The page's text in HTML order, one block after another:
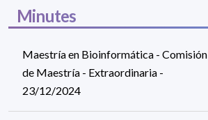
Minutes
Maestría en Bioinformática - Comisión
de Maestría - Extraordinaria -
23/12/2024